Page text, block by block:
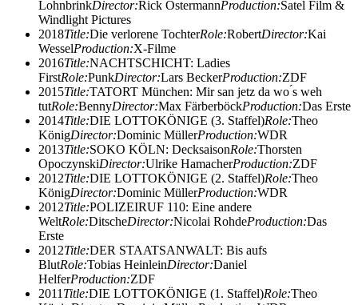
LohnbrinkDirector:Rick OstermannProduction:Satel Film &
Windlight Pictures
2018Title:Die verlorene TochterRole:RobertDirector:Kai
WesselProduction:X-Filme
2016Title:NACHTSCHICHT: Ladies
FirstRole:PunkDirector:Lars BeckerProduction:ZDF
2015Title:TATORT München: Mir san jetz da wo ́s weh
tutRole:BennyDirector:Max FärberböckProduction:Das Erste
2014Title:DIE LOTTOKÖNIGE (3. Staffel)Role:Theo
KönigDirector:Dominic MüllerProduction:WDR
2013Title:SOKO KÖLN: DecksaisonRole:Thorsten
OpoczynskiDirector:Ulrike HamacherProduction:ZDF
2012Title:DIE LOTTOKÖNIGE (2. Staffel)Role:Theo
KönigDirector:Dominic MüllerProduction:WDR
2012Title:POLIZEIRUF 110: Eine andere
WeltRole:DitscheDirector:Nicolai RohdeProduction:Das
Erste
2012Title:DER STAATSANWALT: Bis aufs
BlutRole:Tobias HeinleinDirector:Daniel
HelferProduction:ZDF
2011 Title:DIE LOTTOKÖNIGE (1. Staffel)Role:Theo